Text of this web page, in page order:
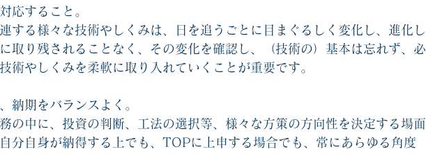
応すること。
する様々な技術やしくみは、日を追うごとに目まぐるしく変化し、進化し
取り残されることなく、その変化を確認し、（技術の）基本は忘れず、必
術やしくみを柔軟に取り入れていくことが重要です。
納期をバランスよく。
の中に、投資の判断、工法の選択等、様々な方策の方向性を決定する場面
分自身が納得する上でも、TOPに上申する場合でも、常にあらゆる角度